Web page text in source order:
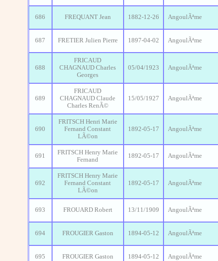
686 FREQUANT Jean 1882-12-26 AngoulÃªme
687 FRETIER Julien Pierre 1897-04-02 AngoulÃªme
688
FRICAUD
CHAGNAUD Charles
Georges
05/04/1923 AngoulÃªme
689
FRICAUD
CHAGNAUD Claude
Charles RenÃ©
15/05/1927 AngoulÃªme
690
FRITSCH Henri Marie
Fernand Constant
LÃ©on
1892-05-17 AngoulÃªme
691
FRITSCH Henry Marie
Fernand
1892-05-17 AngoulÃªme
692
FRITSCH Henry Marie
Fernand Constant
LÃ©on
1892-05-17 AngoulÃªme
693 FROUARD Robert 13/11/1909 AngoulÃªme
694 FROUGIER Gaston 1894-05-12 AngoulÃªme
695 FROUGIER Gaston 1894-05-12 AngoulÃªme